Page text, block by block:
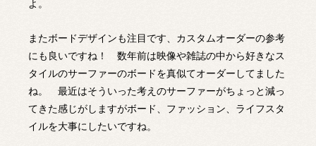
よ。
またボードデザインも注目です、カスタムオーダーの参考
にも良いですね！ 数年前は映像や雑誌の中から好きなス
タイルのサーファーのボードを真似てオーダーしてました
ね。 最近はそういった考えのサーファーがちょっと減っ
てきた感じがしますがボード、ファッション、ライフスタ
イルを大事にしたいですね。